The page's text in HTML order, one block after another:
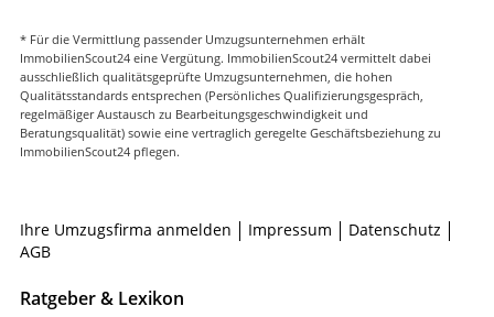
* Für die Vermittlung passender Umzugsunternehmen erhält
ImmobilienScout24 eine Vergütung. ImmobilienScout24 vermittelt dabei
ausschließlich qualitätsgeprüfte Umzugsunternehmen, die hohen
Qualitätsstandards entsprechen (Persönliches Qualifizierungsgespräch,
regelmäßiger Austausch zu Bearbeitungsgeschwindigkeit und
Beratungsqualität) sowie eine vertraglich geregelte Geschäftsbeziehung zu
ImmobilienScout24 pflegen.
Ihre Umzugsfirma anmelden Impressum
Datenschutz
AGB
Ratgeber & Lexikon